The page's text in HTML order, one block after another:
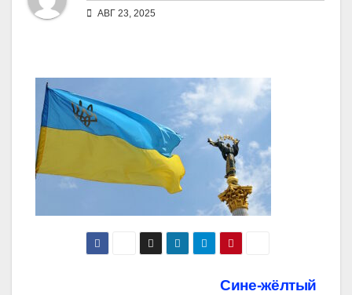
АВГ 23, 2025
Сине-жёлтый